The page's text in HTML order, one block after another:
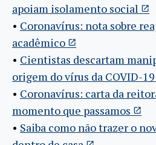
apoiam isolamento social
• Coronavírus: nota sobre
acadêmico
• Cientistas descartam
origem do vírus da COVID-19
• Coronavírus: carta da
momento que passamos
• Saiba como não trazer o